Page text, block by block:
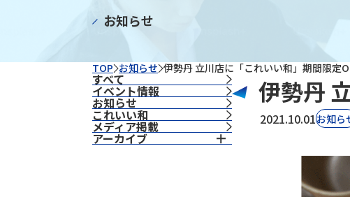
お知らせ
TOP お知らせ 伊勢丹 立川店に「これいい和」期間限定
すべて
イベント情報
お知らせ
これいい和
⁨⁩メディア掲載
アーカイブ
伊勢丹
2021.10.01お知ら